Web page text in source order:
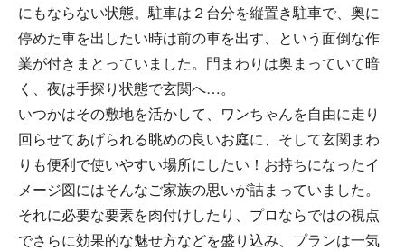
にもならない状態。駐車は２台分を縦置き駐車で、奥に
停めた車を出したい時は前の車を出す、という面倒な作
業が付きまとっていました。門まわりは奥まっていて暗
く、夜は手探り状態で玄関へ…。
いつかはその敷地を活かして、ワンちゃんを自由に走り
回らせてあげられる眺めの良いお庭に、そして玄関まわ
りも便利で使いやすい場所にしたい！お持ちになったイ
メージ図にはそんなご家族の思いが詰まっていました。
それに必要な要素を肉付けしたり、プロならではの視点
でさらに効果的な魅せ方などを盛り込み、プランは一気